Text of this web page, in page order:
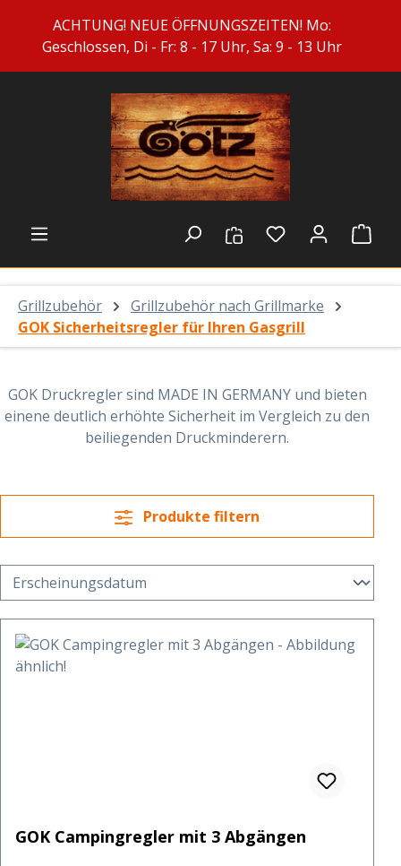
Zum Hauptinhalt springen
ACHTUNG! NEUE ÖFFNUNGSZEITEN! Mo:
Geschlossen, Di - Fr: 8 - 17 Uhr, Sa: 9 - 13 Uhr
Du hast 0
Grillzubehör
Grillzubehör nach Grillmarke
GOK Sicherheitsregler für Ihren Gasgrill
GOK Druckregler sind MADE IN GERMANY und bieten
einene deutlich erhöhte Sicherheit im Vergleich zu den
beiliegenden Druckminderern.
Produkte filtern
GOK Campingregler mit 3 Abgängen